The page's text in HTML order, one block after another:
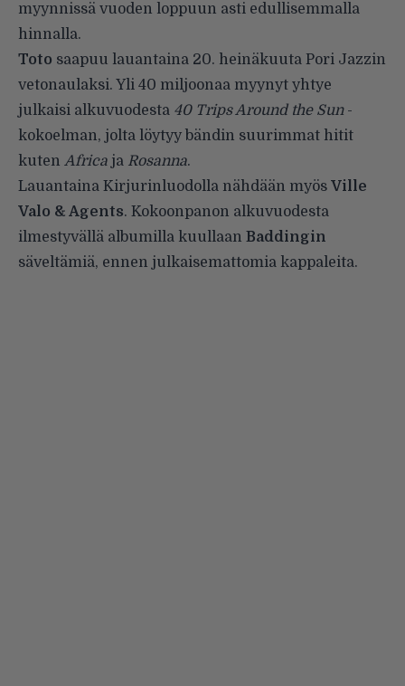
myynnissä vuoden loppuun asti edullisemmalla
hinnalla.
Toto saapuu lauantaina 20. heinäkuuta Pori Jazzin
vetonaulaksi. Yli 40 miljoonaa myynyt yhtye
julkaisi alkuvuodesta 40 Trips Around the Sun-
kokoelman, jolta löytyy bändin suurimmat hitit
kuten Africa ja Rosanna.
Lauantaina Kirjurinluodolla nähdään myös Ville
Valo & Agents. Kokoonpanon alkuvuodesta
ilmestyvällä albumilla kuullaan Baddingin
säveltämiä, ennen julkaisemattomia kappaleita.